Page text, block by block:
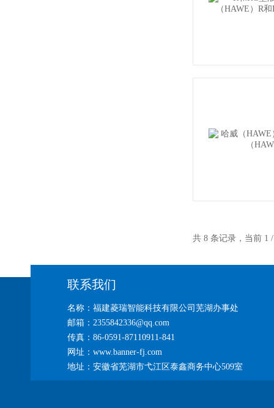
共 8 条记录，当前
联系我们
名称：福建菱瑞智能科技有限公司芜湖办事处
邮箱：2355842336@qq.com
传真：86-0591-87110911-841
网址：www.banner-fj.com
地址：安徽省芜湖市弋江区泰鑫商务中心509室